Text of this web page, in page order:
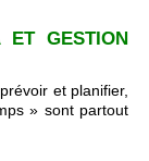
ET GESTION
et planifier,
» sont partout